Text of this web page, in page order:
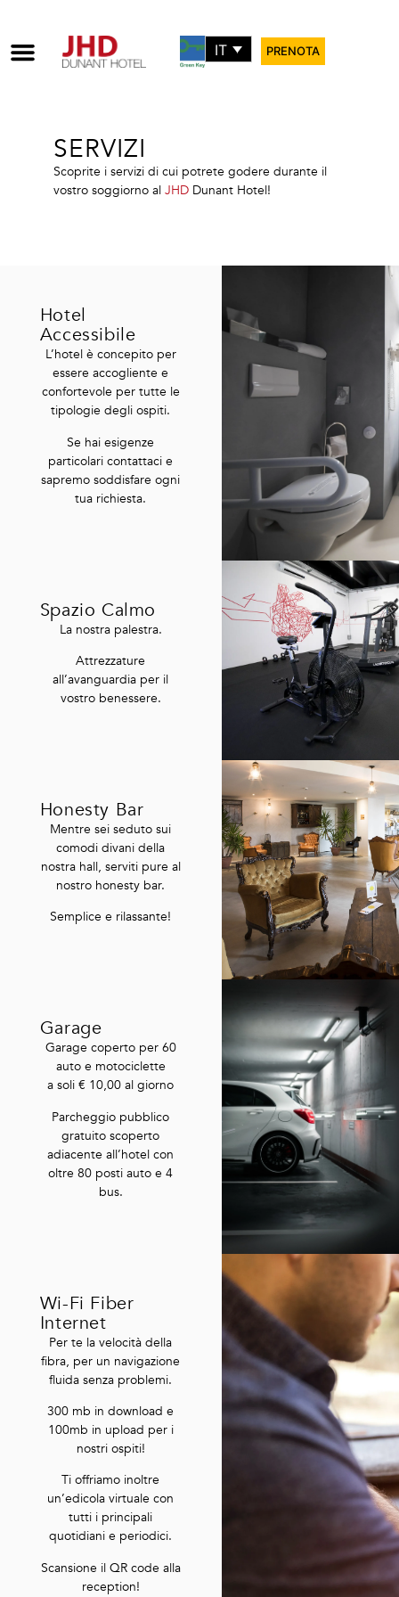
IT PRENOTA
SERVIZI
Scoprite i servizi di cui potrete godere durante il
vostro soggiorno al JHD Dunant Hotel!
Hotel
Accessibile
L’hotel è concepito per
essere accogliente e
confortevole per tutte le
tipologie degli ospiti.
Se hai esigenze
particolari contattaci e
sapremo soddisfare ogni
tua richiesta.
Spazio Calmo
La nostra palestra.
Attrezzature
all’avanguardia per il
vostro benessere.
Honesty Bar
Mentre sei seduto sui
comodi divani della
nostra hall, serviti pure al
nostro honesty bar.
Semplice e rilassante!
Garage
Garage coperto per 60
auto e motociclette
a soli € 10,00 al giorno
Parcheggio pubblico
gratuito scoperto
adiacente all’hotel con
oltre 80 posti auto e 4
bus.
Wi-Fi Fiber
Internet
Per te la velocità della
fibra, per un navigazione
fluida senza problemi.
300 mb in download e
100mb in upload per i
nostri ospiti!
Ti offriamo inoltre
un’edicola virtuale con
tutti i principali
quotidiani e periodici.
Scansione il QR code alla
reception!